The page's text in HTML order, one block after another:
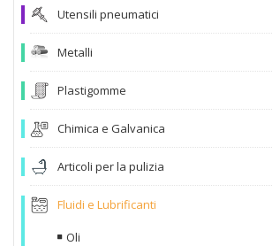
Utensili pneumatici
Metalli
Plastigomme
Chimica e Galvanica
Articoli per la pulizia
Fluidi e Lubrificanti
Oli